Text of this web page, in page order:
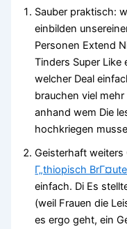
Sauber praktisch:
einbilden
Personen Extend
Tinders Super Like
welcher Deal
brauchen viel
anhand wem Die
hochkriegen
Geisterhaft weiters
Г„thiopisch BrГ¤ute
einfach. Di Es
(weil Frauen die
es ergo geht, ein